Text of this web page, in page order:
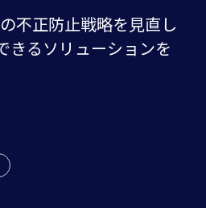
ックアウト
不正防止戦略を見直し
きるソリューションを